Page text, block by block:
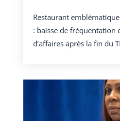
Restaurant
: baisse de fréquentation
d’affaires après la fin du